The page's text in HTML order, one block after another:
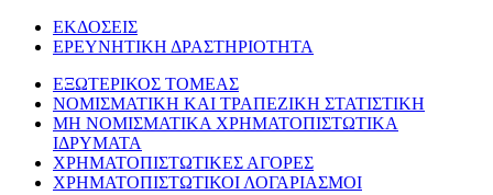
ΕΚΔΟΣΕΙΣ
ΕΡΕΥΝΗΤΙΚΗ ΔΡΑΣΤΗΡΙΟΤΗΤΑ
ΕΞΩΤΕΡΙΚΟΣ ΤΟΜΕΑΣ
ΝΟΜΙΣΜΑΤΙΚΗ ΚΑΙ ΤΡΑΠΕΖΙΚΗ ΣΤΑΤΙΣΤΙΚΗ
ΜΗ ΝΟΜΙΣΜΑΤΙΚΑ ΧΡΗΜΑΤΟΠΙΣΤΩΤΙΚΑ
ΙΔΡΥΜΑΤΑ
ΧΡΗΜΑΤΟΠΙΣΤΩΤΙΚΕΣ ΑΓΟΡΕΣ
ΧΡΗΜΑΤΟΠΙΣΤΩΤΙΚΟΙ ΛΟΓΑΡΙΑΣΜΟΙ